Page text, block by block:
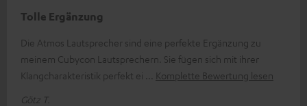
Tolle Ergänzung
Die Atmos Lautsprecher sind eine perfekte Ergänzung zu
meinem Cubycon Lautsprechern. Sie fügen sich mit ihrer
Klangcharakteristik perfekt ei
Komplette Bewertung lesen
Götz T.